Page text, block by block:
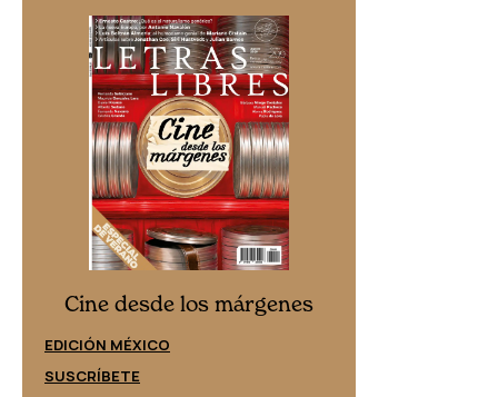
Cine desde los márgenes
EDICIÓN MÉXICO
SUSCRÍBETE